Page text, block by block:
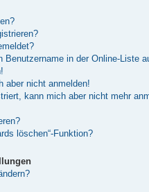
in der Online-Liste
aber nicht anmelden!
kann mich aber nicht mehr
löschen“-Funktion?